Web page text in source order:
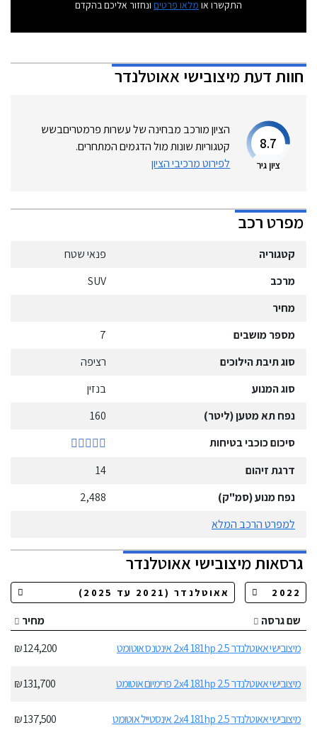
התקשרו או מלאו פרטים ונחזור אליכם בהקדם
חוות דעתמיצובישי אאוטלנדר
8.7
ציון גיר
הציון מורכב מבחינה של עשרות פרמטריםבשש
קטגוריות שונות מול הדגמים המתחרים.
לפירוט מרכיבי הציון
מפרט רכב
קטגוריה
פנאי שטח
מרכב
SUV
מחיר
מספר מושבים
7
סוג תיבת הילוכים
רציפה
סוג המנוע
בנזין
נפח תא מטען (ליטר)
160
סיכום כוכבי בטיחות
דרגת זיהום
14
נפח מנוע (סמ"ק)
2,488
למפרט הרכב המלא
גרסאותמיצובישי אאוטלנדר
שם גרסה
מחיר
מיצובישי אאוטלנדר 2.5 2x4 181hp אינטנס אוטומט
124,200 ₪
מיצובישי אאוטלנדר 2.5 2x4 181hp פרימיום אוטומט 131,700 ₪
מיצובישי אאוטלנדר 2.5 2x4 181hp אינסטייל אוטומט 137,500 ₪